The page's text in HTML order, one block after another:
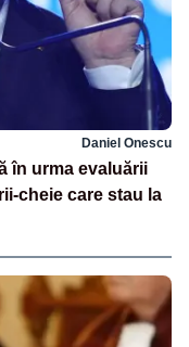
Daniel Onescu
în urma evaluării
cheie care stau la